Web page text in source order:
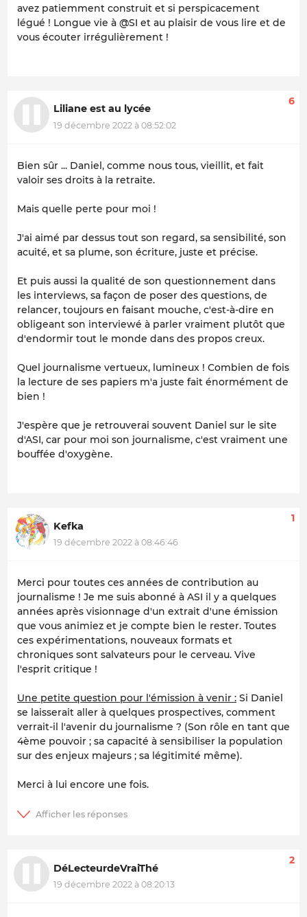
avez patiemment construit et si perspicacement
légué ! Longue vie à @SI et au plaisir de vous lire et de
vous écouter irrégulièrement !
Liliane est au lycée
19 décembre 2022 à 08:52:02
6
Bien sûr ... Daniel, comme nous tous, vieillit, et fait
valoir ses droits à la retraite.
Mais quelle perte pour moi !
J'ai aimé par dessus tout son regard, sa sensibilité, son
acuité, et sa plume, son écriture, juste et précise.
Et puis aussi la qualité de son questionnement dans
les interviews, sa façon de poser des questions, de
relancer, toujours en faisant mouche, c'est-à-dire en
obligeant son interviewé à parler vraiment plutôt que
d'endormir tout le monde dans des propos creux.
Quel journalisme vertueux, lumineux ! Combien de fois
la lecture de ses papiers m'a juste fait énormément de
bien !
J'espère que je retrouverai souvent Daniel sur le site
d'ASI, car pour moi son journalisme, c'est vraiment une
bouffée d'oxygène.
Kefka
19 décembre 2022 à 08:46:46
1
Merci pour toutes ces années de contribution au
journalisme ! Je me suis abonné à ASI il y a quelques
années après visionnage d'un extrait d'une émission
que vous animiez et je compte bien le rester. Toutes
ces expérimentations, nouveaux formats et
chroniques sont salvateurs pour le cerveau. Vive
l'esprit critique !
Une petite question pour l'émission à venir : Si Daniel
se laisserait aller à quelques prospectives, comment
verrait-il l'avenir du journalisme ? (Son rôle en tant que
4ème pouvoir ; sa capacité à sensibiliser la population
sur des enjeux majeurs ; sa légitimité même).
Merci à lui encore une fois.
DéLecteurdeVraiThé
19 décembre 2022 à 08:20:13
2